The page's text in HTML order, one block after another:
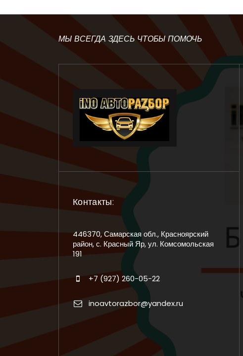
МЫ ВСЕГДА ЗДЕСЬ ЧТОБЫ ПОМОЧЬ
Контакты:
446370, Самарская обл., Красноярский
район, с. Красный Яр, ул. Комсомольская
191
+7 (927) 260-05-22
inoavtorazbor@yandex.ru